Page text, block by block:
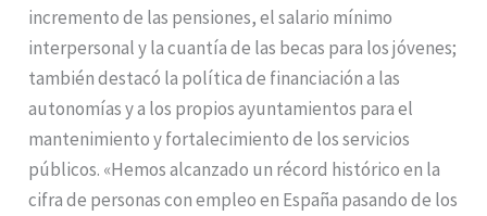
incremento de las pensiones, el salario mínimo
interpersonal y la cuantía de las becas para los jóvenes;
también destacó la política de financiación a las
autonomías y a los propios ayuntamientos para el
mantenimiento y fortalecimiento de los servicios
públicos. «Hemos alcanzado un récord histórico en la
cifra de personas con empleo en España pasando de los